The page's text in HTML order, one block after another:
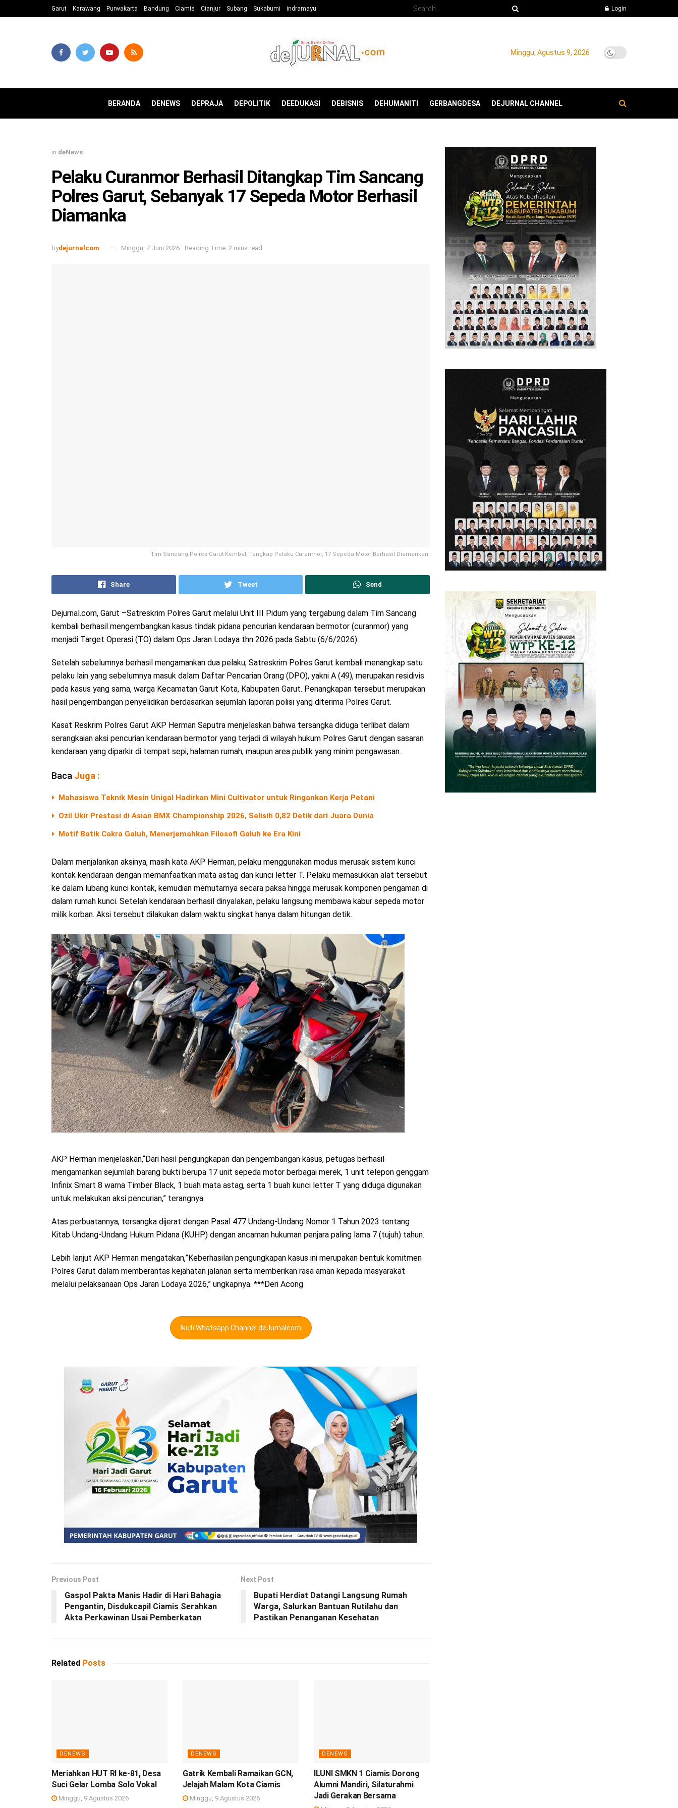
Garut Karawang Purwakarta Bandung Ciamis Cianjur Subang Sukabumi indramayu Login
Minggu, Agustus 9, 2026
BERANDA DENEWS DEPRAJA DEPOLITIK DEEDUKASI DEBISNIS DEHUMANITI GERBANGDESA DEJURNAL CHANNEL
in deNews
Pelaku Curanmor Berhasil Ditangkap Tim Sancang
Polres Garut, Sebanyak 17 Sepeda Motor Berhasil
Diamanka
bydejurnalcom Minggu, 7 Juni 2026 Reading Time: 2 mins read
Tim Sancang Polres Garut Kembali Tangkap Pelaku Curanmor, 17 Sepeda Motor Berhasil Diamankan.
Share Tweet Send
Dejurnal.com, Garut –Satreskrim Polres Garut melalui Unit III Pidum yang tergabung dalam Tim Sancang
kembali berhasil mengembangkan kasus tindak pidana pencurian kendaraan bermotor (curanmor) yang
menjadi Target Operasi (TO) dalam Ops Jaran Lodaya thn 2026 pada Sabtu (6/6/2026).
Setelah sebelumnya berhasil mengamankan dua pelaku, Satreskrim Polres Garut kembali menangkap satu
pelaku lain yang sebelumnya masuk dalam Daftar Pencarian Orang (DPO), yakni A (49), merupakan residivis
pada kasus yang sama, warga Kecamatan Garut Kota, Kabupaten Garut. Penangkapan tersebut merupakan
hasil pengembangan penyelidikan berdasarkan sejumlah laporan polisi yang diterima Polres Garut.
Kasat Reskrim Polres Garut AKP Herman Saputra menjelaskan bahwa tersangka diduga terlibat dalam
serangkaian aksi pencurian kendaraan bermotor yang terjadi di wilayah hukum Polres Garut dengan sasaran
kendaraan yang diparkir di tempat sepi, halaman rumah, maupun area publik yang minim pengawasan.
Baca Juga :
Mahasiswa Teknik Mesin Unigal Hadirkan Mini Cultivator untuk Ringankan Kerja Petani
Ozil Ukir Prestasi di Asian BMX Championship 2026, Selisih 0,82 Detik dari Juara Dunia
Motif Batik Cakra Galuh, Menerjemahkan Filosofi Galuh ke Era Kini
Dalam menjalankan aksinya, masih kata AKP Herman, pelaku menggunakan modus merusak sistem kunci
kontak kendaraan dengan memanfaatkan mata astag dan kunci letter T. Pelaku memasukkan alat tersebut
ke dalam lubang kunci kontak, kemudian memutarnya secara paksa hingga merusak komponen pengaman di
dalam rumah kunci. Setelah kendaraan berhasil dinyalakan, pelaku langsung membawa kabur sepeda motor
milik korban. Aksi tersebut dilakukan dalam waktu singkat hanya dalam hitungan detik.
AKP Herman menjelaskan,“Dari hasil pengungkapan dan pengembangan kasus, petugas berhasil
mengamankan sejumlah barang bukti berupa 17 unit sepeda motor berbagai merek, 1 unit telepon genggam
Infinix Smart 8 warna Timber Black, 1 buah mata astag, serta 1 buah kunci letter T yang diduga digunakan
untuk melakukan aksi pencurian,” terangnya.
Atas perbuatannya, tersangka dijerat dengan Pasal 477 Undang-Undang Nomor 1 Tahun 2023 tentang
Kitab Undang-Undang Hukum Pidana (KUHP) dengan ancaman hukuman penjara paling lama 7 (tujuh) tahun.
Lebih lanjut AKP Herman mengatakan,”Keberhasilan pengungkapan kasus ini merupakan bentuk komitmen
Polres Garut dalam memberantas kejahatan jalanan serta memberikan rasa aman kepada masyarakat
melalui pelaksanaan Ops Jaran Lodaya 2026,” ungkapnya. ***Deri Acong
Ikuti Whatsapp Channel deJurnalcom
Previous Post
Gaspol Pakta Manis Hadir di Hari Bahagia
Pengantin, Disdukcapil Ciamis Serahkan
Akta Perkawinan Usai Pemberkatan
Next Post
Bupati Herdiat Datangi Langsung Rumah
Warga, Salurkan Bantuan Rutilahu dan
Pastikan Penanganan Kesehatan
Related Posts
DENEWS
Meriahkan HUT RI ke-81, Desa
Suci Gelar Lomba Solo Vokal
Minggu, 9 Agustus 2026
DENEWS
Gatrik Kembali Ramaikan GCN,
Jelajah Malam Kota Ciamis
Minggu, 9 Agustus 2026
DENEWS
ILUNI SMKN 1 Ciamis Dorong
Alumni Mandiri, Silaturahmi
Jadi Gerakan Bersama